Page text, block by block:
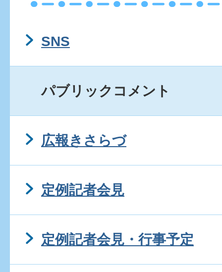
SNS
パブリックコメント
広報きさらづ
定例記者会見
定例記者会見・行事予定